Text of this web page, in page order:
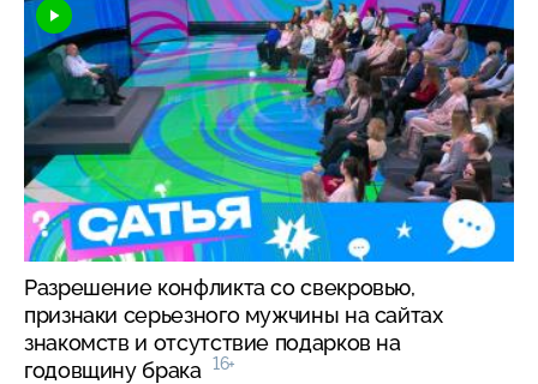
Разрешение конфликта со свекровью,
признаки серьезного мужчины на сайтах
знакомств и отсутствие подарков на
годовщину брака
16+